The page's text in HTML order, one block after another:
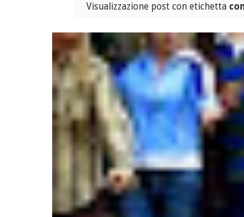
Visualizzazione post con etichetta